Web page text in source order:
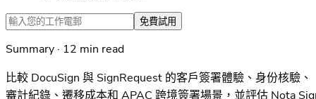
免費試用
Summary · 12 min read
比較 DocuSign 與 SignRequest 的客戶簽署體驗、身份核驗、
審計紀錄、遷移成本和 APAC 跨境簽署場景，並評估 Nota